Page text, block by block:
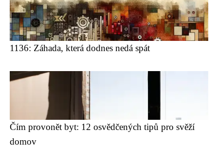
1136: Záhada, která dodnes nedá spát
Čím provonět byt: 12 osvědčených tipů pro svěží
domov